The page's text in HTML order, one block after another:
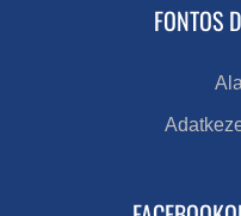
FONTOS